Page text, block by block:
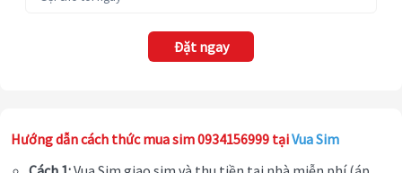
Đặt ngay
Hướng dẫn cách thức mua sim 0934156999 tạiVua Sim